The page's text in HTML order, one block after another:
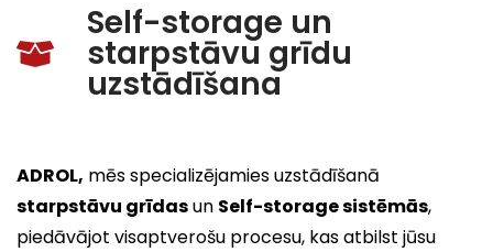
Self-storage un
starpstāvu grīdu
uzstādīšana
ADROL, mēs specializējamies uzstādīšanā
starpstāvu grīdasun Self-storage sistēmās,
piedāvājot visaptverošu procesu, kas atbilst jūsu